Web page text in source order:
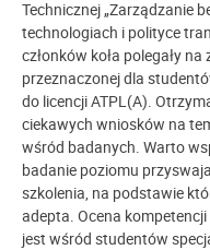
Technicznej „Zarządzanie
technologiach i polityce
członków koła polegały
przeznaczonej dla
do licencji ATPL(A).
ciekawych wniosków na
wśród badanych. Warto
badanie poziomu
szkolenia, na podstawie
adepta. Ocena
jest wśród studentów